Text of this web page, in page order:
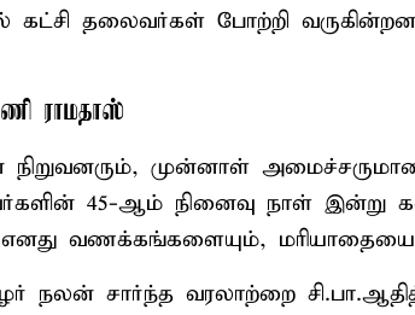
கட்சி தலைவர்கள் போற்றி
ராமதாஸ்
நிறுவனரும், முன்னாள்
45-ஆம் நினைவு நாள் இன்று
வணக்கங்களையும்,
நலன் சார்ந்த வரலாற்றை